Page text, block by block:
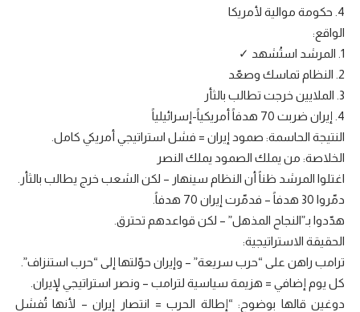
4. حكومة موالية لأمريكا
الواقع:
1. المرشد استُشهد ✓
2. النظام تماسك وصعّد
3. الملايين خرجت تطالب بالثأر
4. إيران ضربت 70 هدفاً أمريكياً-إسرائيلياً
النتيجة الحاسمة: صمود إيران = فشل استراتيجي أمريكي كامل.
الخلاصة: من يملك الصمود يملك النصر
اغتلوا المرشد ظناً أن النظام سينهار – لكن الشعب خرج يطالب بالثأر.
دمّروا 30 هدفاً – فدمّرت إيران 70 هدفاً.
هدّدوا بـ”النجاح المذهل” – لكن قواعدهم تحترق.
الحقيقة الاستراتيجية:
ترامب راهن على “حرب سريعة” – وإيران حوّلتها إلى “حرب استنزاف”.
كل يوم إضافي = هزيمة سياسية لترامب – ونصر استراتيجي لإيران.
دوغين قالها بوضوح: “إطالة الحرب = انتصار إيران – لأنها تُفشل